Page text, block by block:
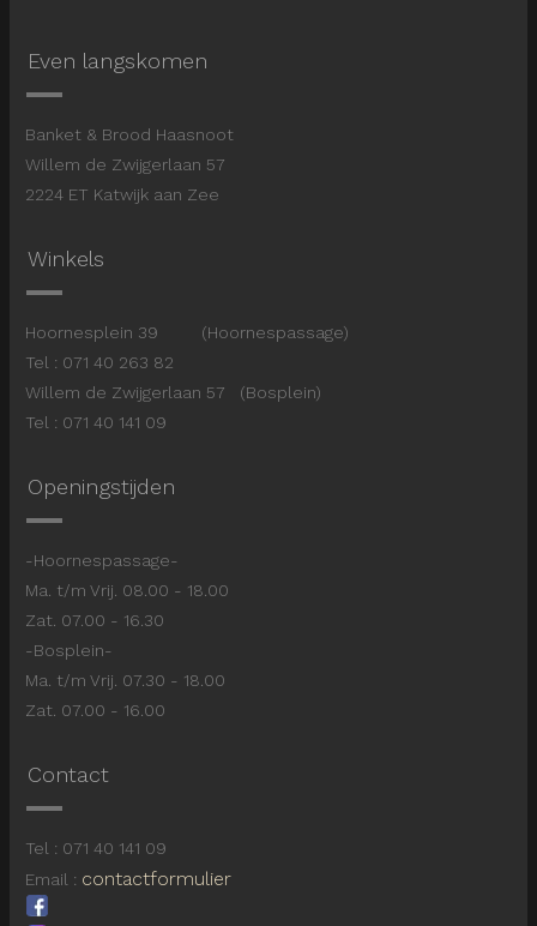
Even langskomen
Banket & Brood Haasnoot
Willem de Zwijgerlaan 57
2224 ET Katwijk aan Zee
Winkels
Hoornesplein 39 (Hoornespassage)
Tel : 071 40 263 82
Willem de Zwijgerlaan 57 (Bosplein)
Tel : 071 40 141 09
Openingstijden
-Hoornespassage-
Ma. t/m Vrij. 08.00 - 18.00
Zat. 07.00 - 16.30
-Bosplein-
Ma. t/m Vrij. 07.30 - 18.00
Zat. 07.00 - 16.00
Contact
Tel : 071 40 141 09
Email : contactformulier